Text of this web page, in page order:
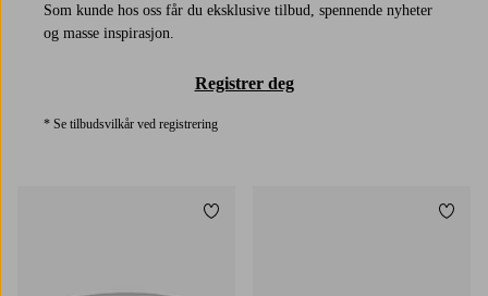
Som kunde hos oss får du eksklusive tilbud, spennende nyheter
og masse inspirasjon.
Registrer deg
* Se tilbudsvilkår ved registrering
Legg til favoritter